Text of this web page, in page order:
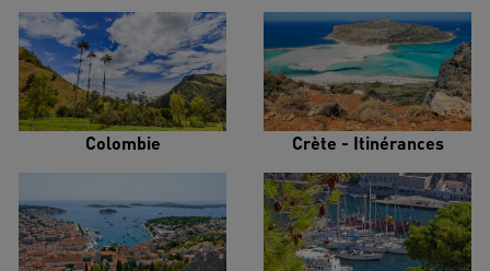
Colombie Crète - Itinérances